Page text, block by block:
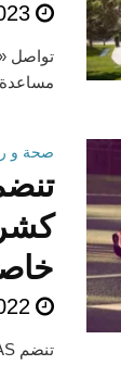
تواصل
صحة و